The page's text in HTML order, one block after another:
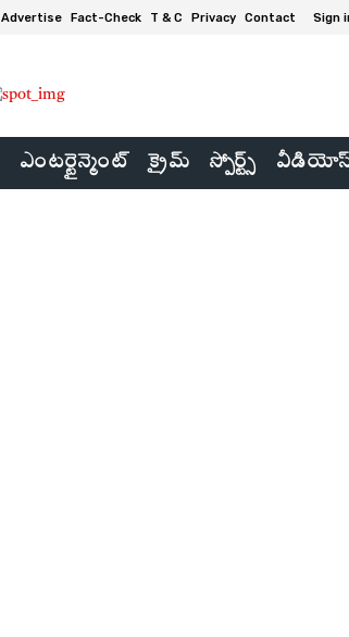
Advertise Fact-Check T & C Privacy Contact Sign
ఎంటర్టైన్మెంట్ క్రైమ్ స్పోర్ట్స్